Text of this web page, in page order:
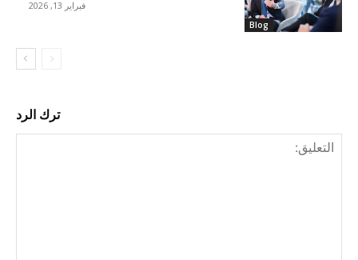
Blog
فبراير 13, 2026
ترك الرد